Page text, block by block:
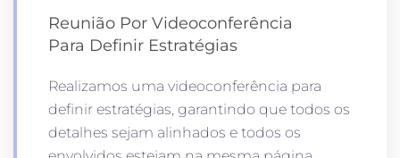
Reunião Por Videoconferência
Para Definir Estratégias
Realizamos uma videoconferência para
definir estratégias, garantindo que todos os
detalhes sejam alinhados e todos os